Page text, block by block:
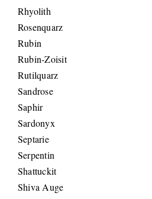
Rhyolith
Rosenquarz
Rubin
Rubin-Zoisit
Rutilquarz
Sandrose
Saphir
Sardonyx
Septarie
Serpentin
Shattuckit
Shiva Auge